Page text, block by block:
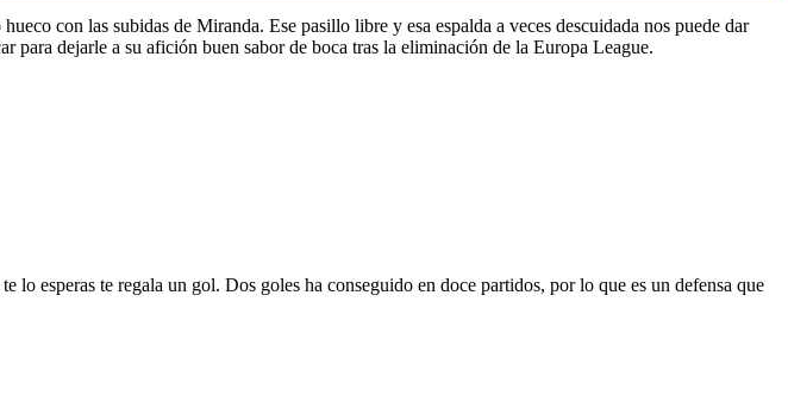
con las subidas de Miranda. Ese pasillo libre y esa espalda a veces descuidada nos puede dar
dejarle a su afición buen sabor de boca tras la eliminación de la Europa League.
lo esperas te regala un gol. Dos goles ha conseguido en doce partidos, por lo que es un defensa que